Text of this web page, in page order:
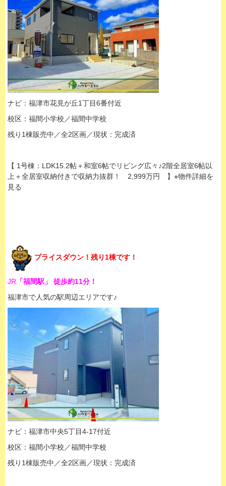
ナビ：福津市花見が丘1丁目6番付近
校区：福間小学校／福間中学校
残り1棟販売中／全2区画／現状：完成済
【 1号棟：LDK15.2帖＋和室6帖でリビング広々♪2階全居室6帖以
上＋全居室収納付きで収納力抜群！ 2,999万円 】※物件詳細を
見る
プライスダウン！残り1棟です！
JR 「福間駅」 徒歩約11分！
福津市で人気の駅周辺エリアです♪
ナビ：福津市中央5丁目4-17付近
校区：福間小学校／福間中学校
残り1棟販売中／全2区画／現状：完成済